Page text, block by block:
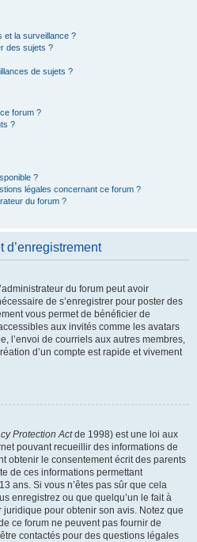
et la surveillance ?
des sujets ?
de sujets ?
forum ?
?
?
légales concernant ce forum ?
du forum ?
d’enregistrement
du forum peut avoir
de s’enregistrer pour poster des
vous permet de bénéficier de
aux invités comme les avatars
l’envoi de courriels aux autres membres,
d’un compte est rapide et vivement
Protection Actde 1998) est une loi aux
pouvant recueillir des informations de
obtenir le consentement écrit des parents
de ces informations permettant
ans. Si vous n’êtes pas sûr que cela
enregistrez ou que quelqu’un le fait à
pour obtenir son avis. Notez que
ce forum ne peuvent pas fournir de
contactés pour des questions légales